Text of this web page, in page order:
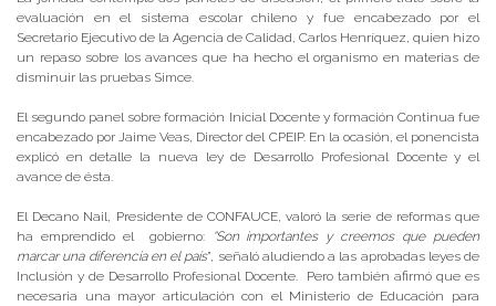
evaluación en el sistema escolar chileno y fue encabezado por el
Secretario Ejecutivo de la Agencia de Calidad, Carlos Henríquez, quien hizo
un repaso sobre los avances que ha hecho el organismo en materias de
disminuir las pruebas Simce.
El segundo panel sobre formación Inicial Docente y formación Continua fue
encabezado por Jaime Veas, Director del CPEIP. En la ocasión, el ponencista
explicó en detalle la nueva ley de Desarrollo Profesional Docente y el
avance de ésta.
El Decano Nail, Presidente de CONFAUCE, valoró la serie de reformas que
ha emprendido el gobierno:
“Son importantes y creemos que pueden
marcar una diferencia en el país”, señaló aludiendo a las aprobadas leyes de
Inclusión y de Desarrollo Profesional Docente. Pero también afirmó que es
necesaria una mayor articulación con el Ministerio de Educación para